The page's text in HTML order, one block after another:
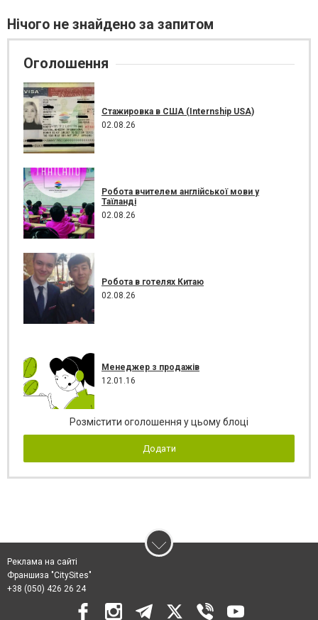
Нічого не знайдено за запитом
Оголошення
Стажировка в США (Internship USA)
02.08.26
Робота вчителем англійської мови у
Таїланді
02.08.26
Робота в готелях Китаю
02.08.26
Менеджер з продажів
12.01.16
Розмістити оголошення у цьому блоці
Додати
Реклама на сайті
Франшиза "CitySites"
+38 (050) 426 26 24